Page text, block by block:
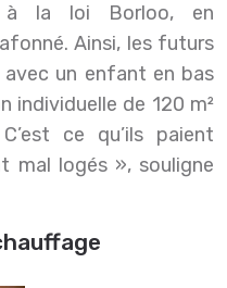
à la loi Borloo, en
Ainsi, les futurs
un enfant en bas
individuelle de 120 m²
ce qu’ils paient
mal logés », souligne